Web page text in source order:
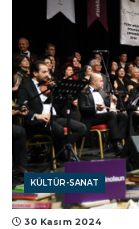
KÜLTÜR-SANAT
30 Kasım 2024